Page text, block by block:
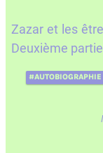
Zazar et les
Deuxième
#AUTOBIOGRAPHIE